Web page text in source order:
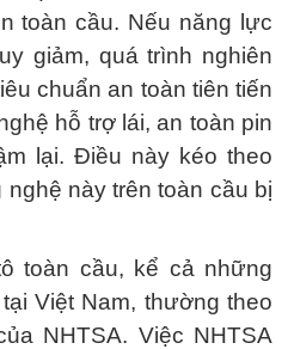
toàn cầu. Nếu năng lực
giảm, quá trình nghiên
chuẩn an toàn tiên tiến
hỗ trợ lái, an toàn pin
lại. Điều này kéo theo
này trên toàn cầu bị
toàn cầu, kể cả những
Việt Nam, thường theo
NHTSA. Việc NHTSA